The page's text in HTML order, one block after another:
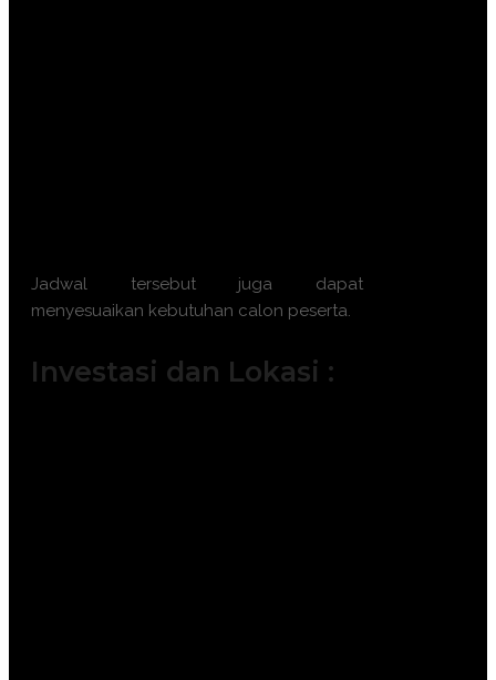
Jadwal tersebut juga dapat
menyesuaikan kebutuhan calon peserta.
Investasi dan Lokasi :